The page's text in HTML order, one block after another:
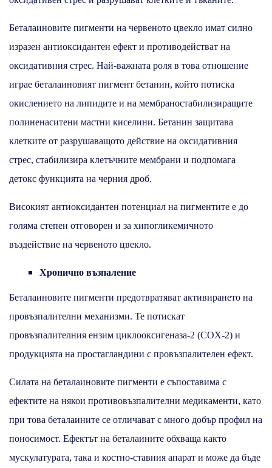
Беталаиновите пигменти на червеното цвекло имат силно
изразен антиоксидантен ефект и противодействат на
оксидативния стрес. Най-важната роля в това отношение
играе беталаиновият пигмент бетанин, който потиска
окислението на липидите и на мембраностабилизиращите
полиненаситени мастни киселини. Бетанин защитава
клетките от разрушаващото действие на оксидативния
стрес, стабилизира клетъчните мембрани и подпомага
детокс функцията на черния дроб.
Високият антиоксидантен потенциал на пигментите е до
голяма степен отговорен и за хипогликемичното
въздействие на червеното цвекло.
Хронично възпаление
Беталаиновите пигменти предотвратяват активирането на
провъзпалителни механизми. Те потискат
провъзпалителния ензим циклооксигеназа-2 (COX-2) и
продукцията на простагландини с провъзпалителен ефект.
Силата на беталаиновите пигменти е съпоставима с
ефектите на някои противовъзпалителни медикаменти, като
при това беталаините се отличават с много добър профил на
поносимост. Ефектът на беталаините обхваща както
мускулатурата, така и костно-ставния апарат и може да бъде